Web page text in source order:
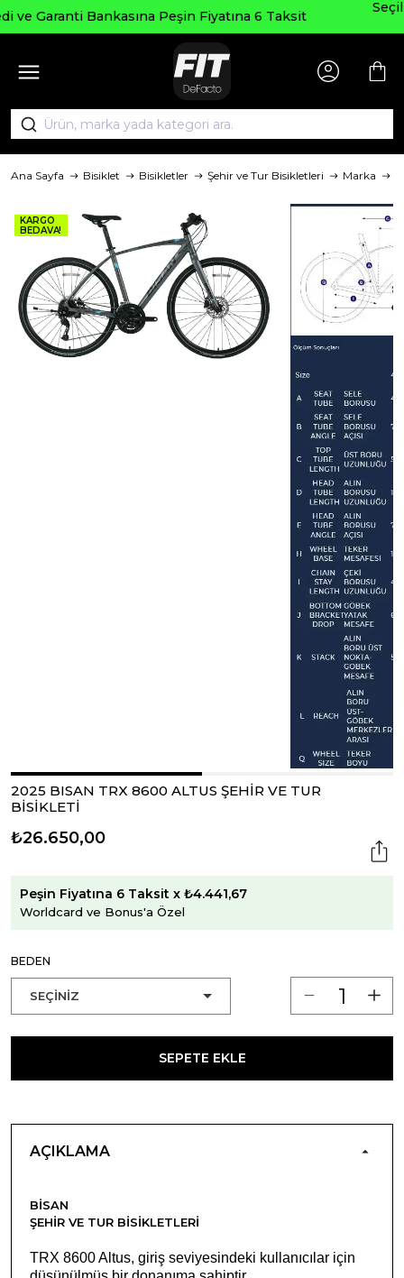
6 Taksit
Seçili Ürünlerde ₺2000 Üzeri ₺200
AGUSTOS200
Ana Sayfa Bisiklet Bisikletler Şehir ve Tur Bisikletleri Marka
KARGO
BEDAVA!
2025 BISAN TRX 8600 ALTUS ŞEHİR VE TUR
BİSİKLETİ
₺26.650,00
Peşin Fiyatına 6 Taksit x ₺4.441,67
Worldcard ve Bonus'a Özel
BEDEN
SEPETE EKLE
AÇIKLAMA
BISAN
ŞEHIR VE TUR BISIKLETLERI
TRX 8600 Altus, giriş seviyesindeki kullanıcılar için